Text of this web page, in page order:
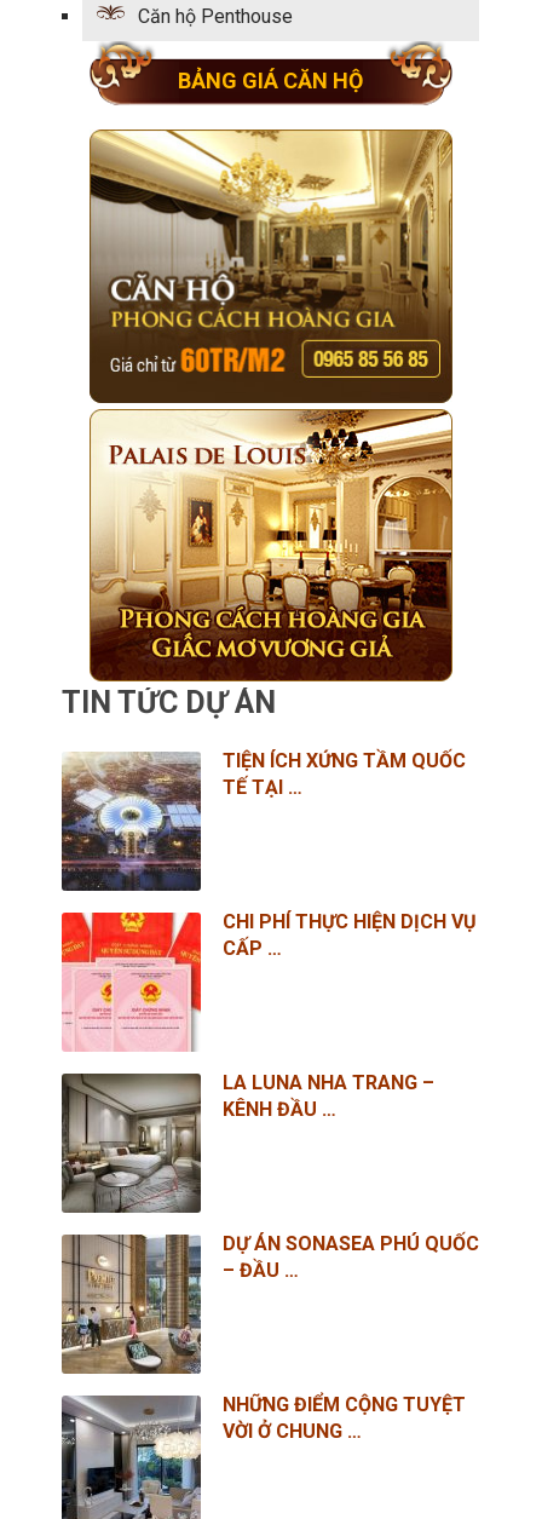
Căn hộ Penthouse
BẢNG GIÁ CĂN HỘ
TIN TỨC DỰ ÁN
TIỆN ÍCH XỨNG TẦM QUỐC
TẾ TẠI …
CHI PHÍ THỰC HIỆN DỊCH VỤ
CẤP …
LA LUNA NHA TRANG –
KÊNH ĐẦU …
DỰ ÁN SONASEA PHÚ QUỐC
– ĐẦU …
NHỮNG ĐIỂM CỘNG TUYỆT
VỜI Ở CHUNG …